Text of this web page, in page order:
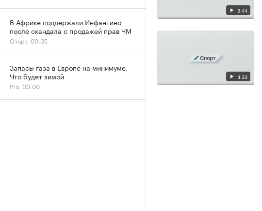
3:44
4:33
В Африке поддержали Инфантино
после скандала с продажей прав ЧМ
Спорт, 00:05
Запасы газа в Европе на минимуме.
Что будет зимой
Pro, 00:00